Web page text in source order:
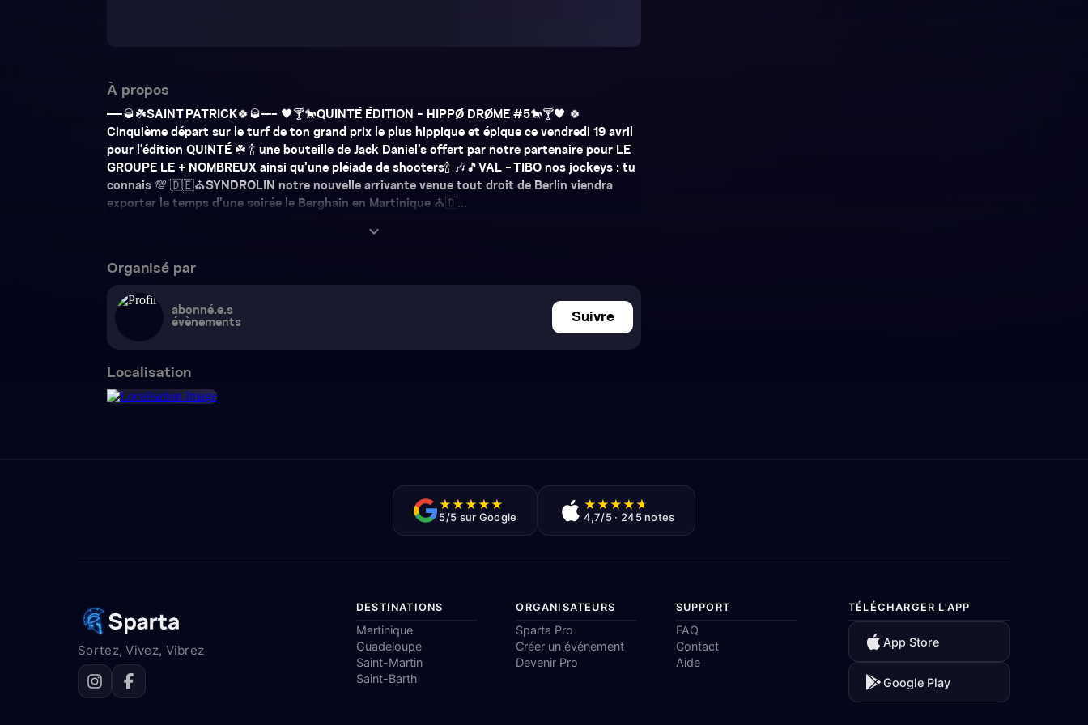
À propos
—-🥃☘️SAINT PATRICK🍀🥃—- 🖤🍸🐎QUINTÉ ÉDITION - HIPPØ DRØME #5🐎🍸🖤 🍀
Cinquième départ sur le turf de ton grand prix le plus hippique et épique ce vendredi 19 avril
pour l’édition QUINTÉ ☘️ 🍾 une bouteille de Jack Daniel’s offert par notre partenaire pour LE
GROUPE LE + NOMBREUX ainsi qu’une pléiade de shooters🍾 🎶🎵VAL - TIBO nos jockeys : tu
connais 💯 🇩🇪⛪️SYNDROLIN notre nouvelle arrivante venue tout droit de Berlin viendra
exporter le temps d’une soirée le Berghain en Martinique ⛪️🇩...
expand_more
Organisé par
abonné.e.s
évènements
Suivre
Localisation
★★★★★
5/5 sur Google
★★★★★
4,7/5 · 245 notes
Sortez, Vivez, Vibrez
DESTINATIONS
Martinique
Guadeloupe
Saint-Martin
Saint-Barth
ORGANISATEURS
Sparta Pro
Créer un événement
Devenir Pro
SUPPORT
FAQ
Contact
Aide
TÉLÉCHARGER L'APP
App Store
Google Play